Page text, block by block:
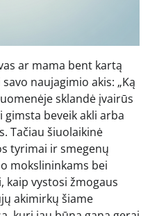
ar mama bent kartą
naujagimio akis: „Ką
sklandė įvairūs
gimsta beveik akli arba
Tačiau šiuolaikinė
tyrimai ir smegenų
mokslininkams bei
kaip vystosi žmogaus
akimirkų šiame